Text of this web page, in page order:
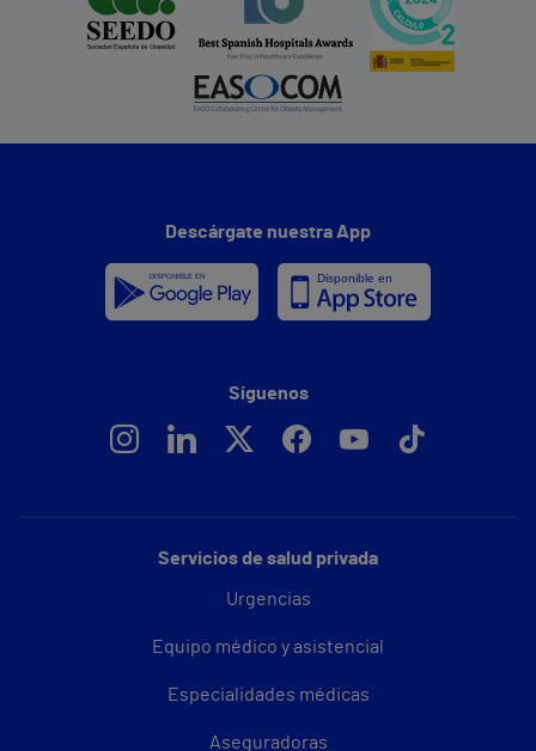
Servicios de salud privada
Urgencias
Equipo médico y asistencial
Especialidades médicas
Aseguradoras
Descárgate nuestra App
Síguenos